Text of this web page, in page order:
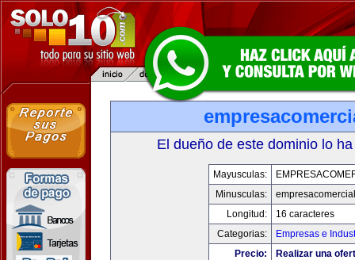
El dueño de este dominio lo
Mayusculas:
Minusculas:
Longitud:
16 caracteres
Categorias:
Empresas e
Precio:
Realizar una